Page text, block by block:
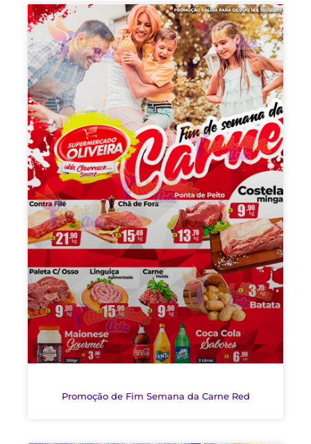
Promoção de Fim Semana da Carne Red